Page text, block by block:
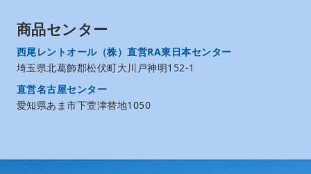
商品センター
西尾レントオール（株）直営RA東日本センター
埼玉県北葛飾郡松伏町大川戸神明152-1
直営名古屋センター
愛知県あま市下萱津替地1050